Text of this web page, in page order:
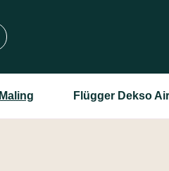
Maling Flügger Dekso Air